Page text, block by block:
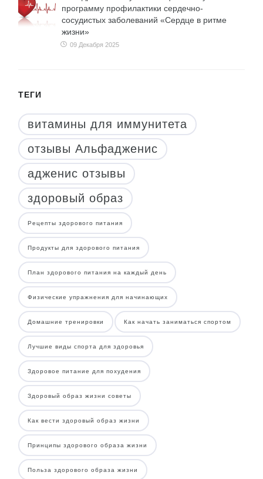
программу профилактики сердечно-
сосудистых заболеваний «Сердце в ритме
жизни»
09 Декабря 2025
ТЕГИ
витамины для иммунитета
отзывы Альфадженис
адженис отзывы
здоровый образ
Рецепты здорового питания
Продукты для здорового питания
План здорового питания на каждый день
Физические упражнения для начинающих
Домашние тренировки Как начать заниматься спортом
Лучшие виды спорта для здоровья
Здоровое питание для похудения
Здоровый образ жизни советы
Как вести здоровый образ жизни
Принципы здорового образа жизни
Польза здорового образа жизни